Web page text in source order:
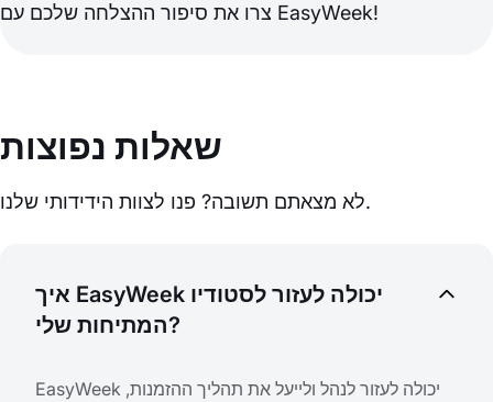
צרו את סיפור ההצלחה שלכם עם EasyWeek!
שאלות נפוצות
לא מצאתם תשובה? פנו לצוות הידידותי שלנו.
איך EasyWeek יכולה לעזור לסטודיו
המתיחות שלי?
EasyWeek יכולה לעזור לנהל ולייעל את תהליך ההזמנות,